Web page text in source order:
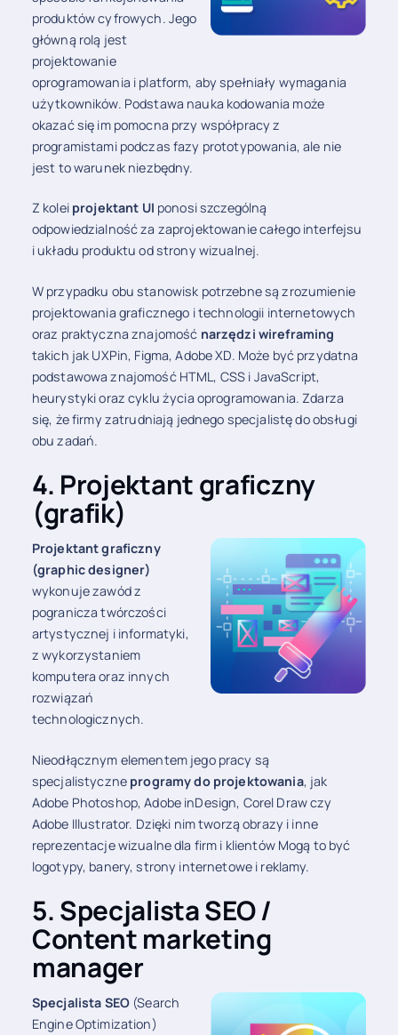
produktów cyfrowych. Jego
główną rolą jest
projektowanie
oprogramowania i platform, aby spełniały wymagania
użytkowników. Podstawa nauka kodowania może
okazać się im pomocna przy współpracy z
programistami podczas fazy prototypowania, ale nie
jest to warunek niezbędny.
Z kolei projektant UI ponosi szczególną
odpowiedzialność za zaprojektowanie całego interfejsu
i układu produktu od strony wizualnej.
W przypadku obu stanowisk potrzebne są zrozumienie
projektowania graficznego i technologii internetowych
oraz praktyczna znajomość narzędzi wireframing
takich jak UXPin, Figma, Adobe XD. Może być przydatna
podstawowa znajomość HTML, CSS i JavaScript,
heurystyki oraz cyklu życia oprogramowania. Zdarza
się, że firmy zatrudniają jednego specjalistę do obsługi
obu zadań.
4. Projektant graficzny
(grafik)
Projektant graficzny
(graphic designer)
wykonuje zawód z
pogranicza twórczości
artystycznej i informatyki,
z wykorzystaniem
komputera oraz innych
rozwiązań
technologicznych.
Nieodłącznym elementem jego pracy są
specjalistyczne programy do projektowania, jak
Adobe Photoshop, Adobe inDesign, Corel Draw czy
Adobe Illustrator. Dzięki nim tworzą obrazy i inne
reprezentacje wizualne dla firm i klientów Mogą to być
logotypy, banery, strony internetowe i reklamy.
5. Specjalista SEO /
Content marketing
manager
Specjalista SEO(Search
Engine Optimization)